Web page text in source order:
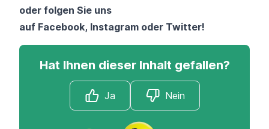
oder folgen Sie uns
auf Facebook, Instagram oder Twitter!
Hat Ihnen dieser Inhalt gefallen?
Ja Nein